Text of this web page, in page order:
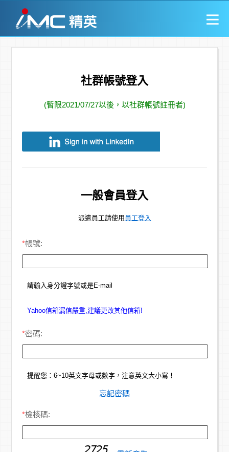
社群帳號登入
(暫限2021/07/27以後，以社群帳號註冊者)
一般會員登入
派遣員工請使用 員工登入
*帳號:
請輸入身分證字號或是E-mail
Yahoo信箱漏信嚴重,建議更改其他信箱!
*密碼:
提醒您：6~10英文字母或數字，注意英文大小寫！
忘記密碼
*檢核碼: